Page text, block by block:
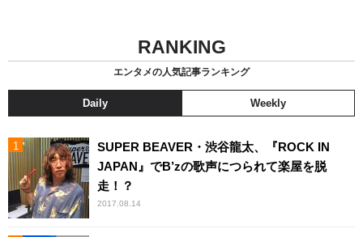
RANKING
エンタメの人気記事ランキング
Daily Weekly
SUPER BEAVER・渋谷龍太、『ROCK IN
JAPAN』でB’zの歌声につられて楽屋を脱
走！？
2017.08.14